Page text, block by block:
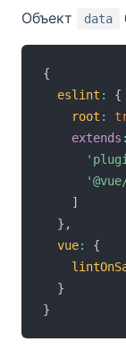
Объект data
{
eslint :
{
root :
extends :
]
} ,
vue:
{
}
}